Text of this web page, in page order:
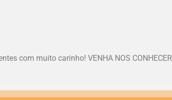
com muito carinho! VENHA NOS CONHECER